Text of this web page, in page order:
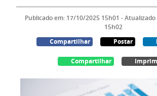
Publicado em: 17/10/2025 15h01 -
15h02
Compartilhar
Postar
Compartilhar